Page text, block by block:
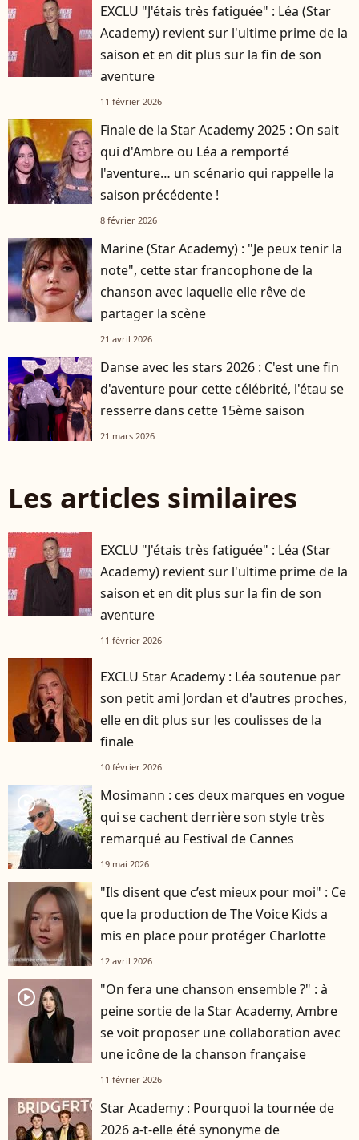
EXCLU "J'étais très fatiguée" : Léa (Star
Academy) revient sur l'ultime prime de la
saison et en dit plus sur la fin de son
aventure
11 février 2026
Finale de la Star Academy 2025 : On sait
qui d'Ambre ou Léa a remporté
l'aventure… un scénario qui rappelle la
saison précédente !
8 février 2026
Marine (Star Academy) : "Je peux tenir la
note", cette star francophone de la
chanson avec laquelle elle rêve de
partager la scène
21 avril 2026
Danse avec les stars 2026 : C'est une fin
d'aventure pour cette célébrité, l'étau se
resserre dans cette 15ème saison
21 mars 2026
Les articles similaires
EXCLU "J'étais très fatiguée" : Léa (Star
Academy) revient sur l'ultime prime de la
saison et en dit plus sur la fin de son
aventure
11 février 2026
EXCLU Star Academy : Léa soutenue par
son petit ami Jordan et d'autres proches,
elle en dit plus sur les coulisses de la
finale
10 février 2026
player2
Mosimann : ces deux marques en vogue
qui se cachent derrière son style très
remarqué au Festival de Cannes
19 mai 2026
"Ils disent que c’est mieux pour moi" : Ce
que la production de The Voice Kids a
mis en place pour protéger Charlotte
12 avril 2026
player2
"On fera une chanson ensemble ?" : à
peine sortie de la Star Academy, Ambre
se voit proposer une collaboration avec
une icône de la chanson française
11 février 2026
Star Academy : Pourquoi la tournée de
2026 a-t-elle été synonyme de